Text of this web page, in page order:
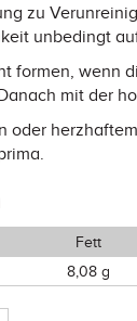
zu
unbedingt
formen, wenn
mit der
oder
Fett
8,08 g